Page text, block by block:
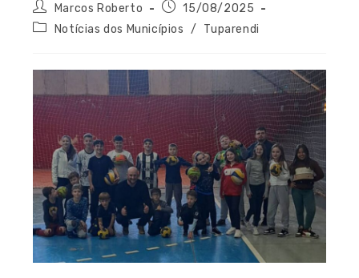
Marcos Roberto
15/08/2025
Notícias dos Municípios
/ Tuparendi